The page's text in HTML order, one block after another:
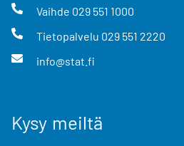
Vaihde 029 551 1000
Tietopalvelu 029 551 2220
info@stat.fi
Kysy meiltä